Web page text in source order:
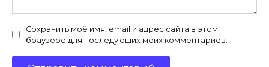
Сохранить моё имя, email и адрес сайта в этом
браузере для последующих моих комментариев.